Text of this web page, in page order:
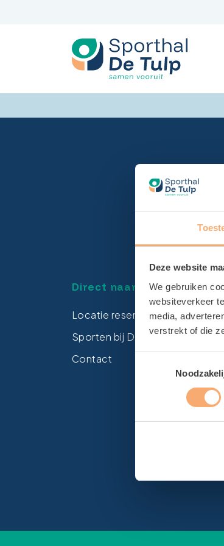
Deze website
We gebruiken
websiteverkeer
media,
verstrekt of die
Direct naar
Locatie reserveren
Sporten bij De Tulp
Contact